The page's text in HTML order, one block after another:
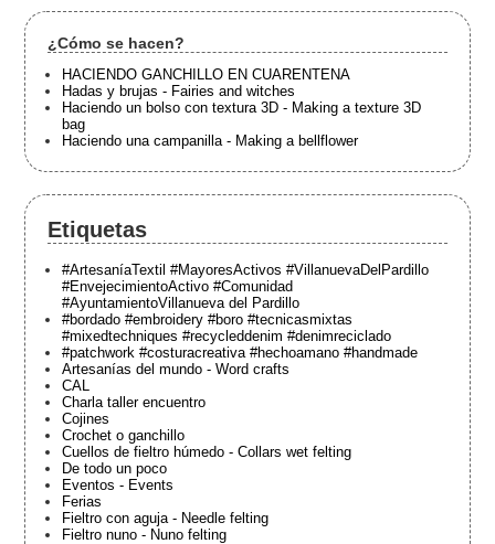
¿Cómo se hacen?
HACIENDO GANCHILLO EN CUARENTENA
Hadas y brujas - Fairies and witches
Haciendo un bolso con textura 3D - Making a texture 3D
bag
Haciendo una campanilla - Making a bellflower
Etiquetas
#ArtesaníaTextil #MayoresActivos #VillanuevaDelPardillo
#EnvejecimientoActivo #Comunidad
#AyuntamientoVillanueva del Pardillo
#bordado #embroidery #boro #tecnicasmixtas
#mixedtechniques #recycleddenim #denimreciclado
#patchwork #costuracreativa #hechoamano #handmade
Artesanías del mundo - Word crafts
CAL
Charla taller encuentro
Cojines
Crochet o ganchillo
Cuellos de fieltro húmedo - Collars wet felting
De todo un poco
Eventos - Events
Ferias
Fieltro con aguja - Needle felting
Fieltro nuno - Nuno felting